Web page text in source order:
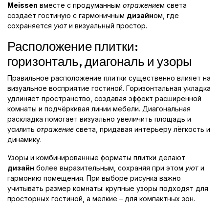
Meissen вместе с продуманным отражением света
создаёт гостиную с гармоничным дизайном, где
сохраняется уют и визуальный простор.
Расположение плитки:
горизонталь, диагональ и узоры
Правильное расположение плитки существенно влияет на
визуальное восприятие гостиной. Горизонтальная укладка
удлиняет пространство, создавая эффект расширенной
комнаты и подчёркивая линии мебели. Диагональная
раскладка помогает визуально увеличить площадь и
усилить отражение света, придавая интерьеру лёгкость и
динамику.
Узоры и комбинированные форматы плитки делают
дизайн более выразительным, сохраняя при этом уют и
гармонию помещения. При выборе рисунка важно
учитывать размер комнаты: крупные узоры подходят для
просторных гостиной, а мелкие – для компактных зон.